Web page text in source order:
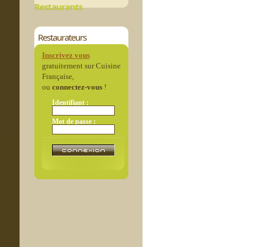
Restaurants
Restaurateurs
Inscrivez vous
gratuitement sur Cuisine
Française,
ou connectez-vous!
Identifiant :
Mot de passe :